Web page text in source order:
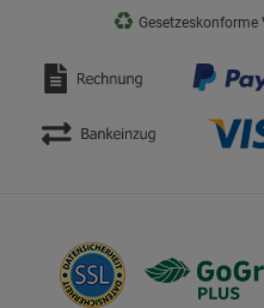
♻ Gesetzeskonforme